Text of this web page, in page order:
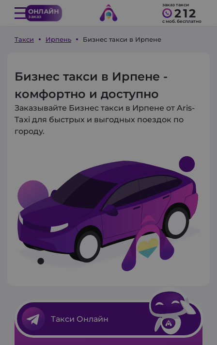
ОНЛАЙН
заказ
заказ такси
212
с моб. бесплатно
Такси Ирпень Бизнес такси в Ирпене
Бизнес такси в Ирпене -
комфортно и доступно
Заказывайте Бизнес такси в Ирпене от Aris-
Taxi для быстрых и выгодных поездок по
городу.
Такси Онлайн